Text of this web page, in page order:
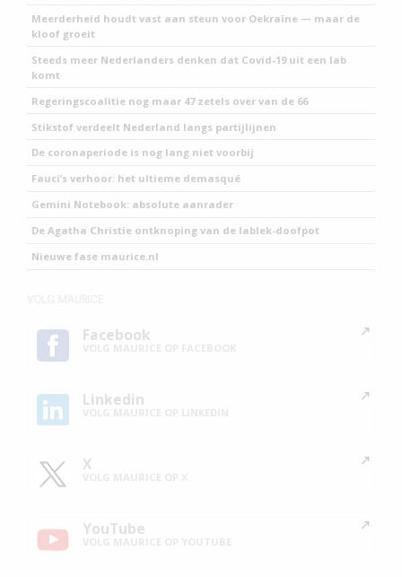
Meerderheid houdt vast aan steun voor Oekraïne — maar de
kloof groeit
Steeds meer Nederlanders denken dat Covid-19 uit een lab
komt
Regeringscoalitie nog maar 47 zetels over van de 66
Stikstof verdeelt Nederland langs partijlijnen
De coronaperiode is nog lang niet voorbij
Fauci’s verhoor: het ultieme demasqué
Gemini Notebook: absolute aanrader
De Agatha Christie ontknoping van de lablek-doofpot
Nieuwe fase maurice.nl
Facebook
Linkedin
X
YouTube